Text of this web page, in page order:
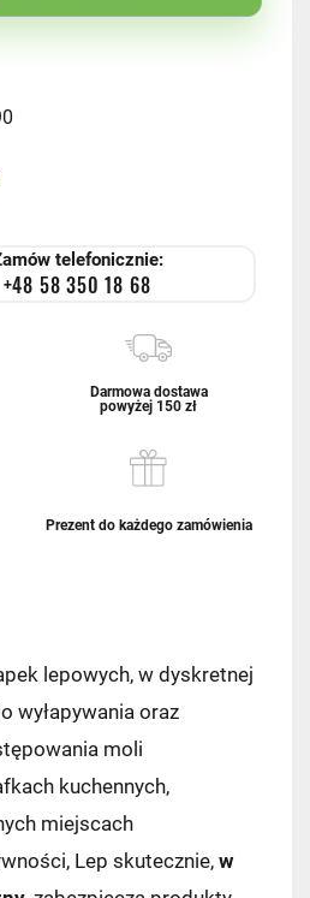
telefonicznie:
+48 58 350 18 68
Darmowa dostawa
powyżej 150 zł
Prezent do każdego zamówienia
lepowych, w dyskretnej
wyłapywania oraz
moli
kuchennych,
miejscach
Lep skutecznie, w